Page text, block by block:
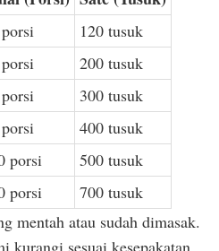
120 tusuk
200 tusuk
300 tusuk
400 tusuk
porsi
500 tusuk
porsi 700 tusuk
mentah atau sudah dimasak.
kurangi sesuai kesepakatan.